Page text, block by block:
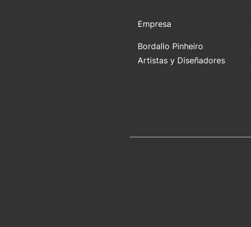
Empresa
Bordallo Pinheiro
Artistas y Diseñadores